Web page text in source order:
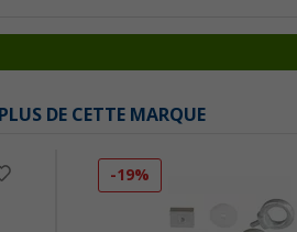
PLUS DE CETTE MARQUE
-19%